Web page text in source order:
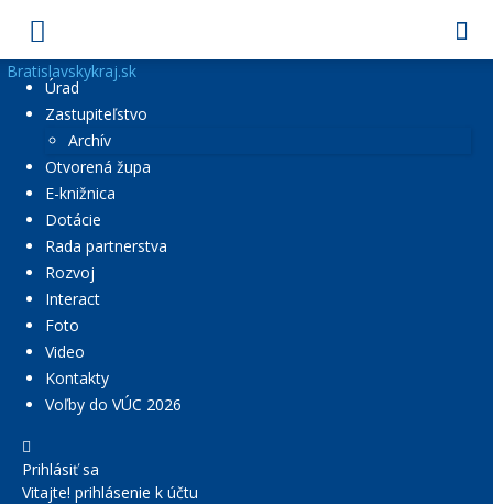
Bratislavskykraj.sk
Úrad
Zastupiteľstvo
Archív
Otvorená župa
E-knižnica
Dotácie
Rada partnerstva
Rozvoj
Interact
Foto
Video
Kontakty
Voľby do VÚC 2026
Prihlásiť sa
Vitajte! prihlásenie k účtu